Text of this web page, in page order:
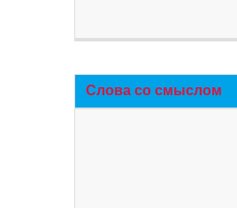
Слова со смыслом